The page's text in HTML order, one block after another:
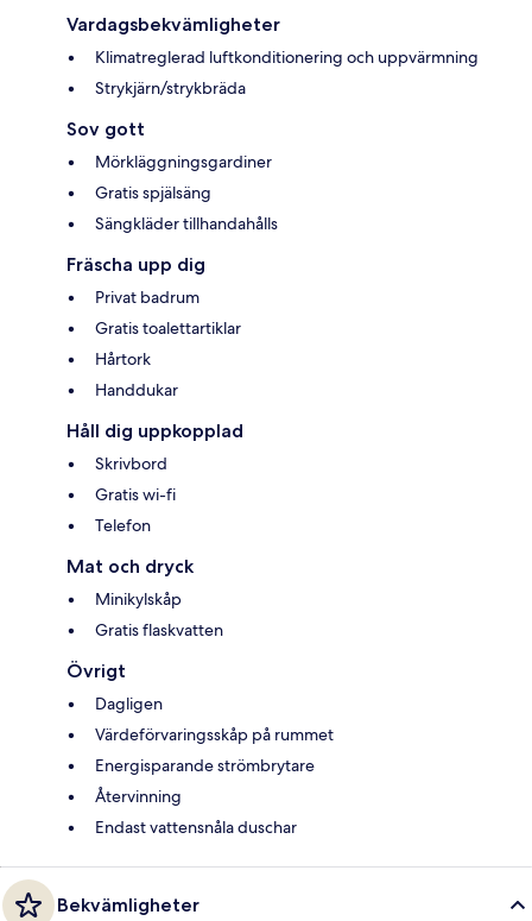
Vardagsbekvämligheter
Klimatreglerad luftkonditionering och uppvärmning
Strykjärn/strykbräda
Sov gott
Mörkläggningsgardiner
Gratis spjälsäng
Sängkläder tillhandahålls
Fräscha upp dig
Privat badrum
Gratis toalettartiklar
Hårtork
Handdukar
Håll dig uppkopplad
Skrivbord
Gratis wi-fi
Telefon
Mat och dryck
Minikylskåp
Gratis flaskvatten
Övrigt
Dagligen
Värdeförvaringsskåp på rummet
Energisparande strömbrytare
Återvinning
Endast vattensnåla duschar
Bekvämligheter